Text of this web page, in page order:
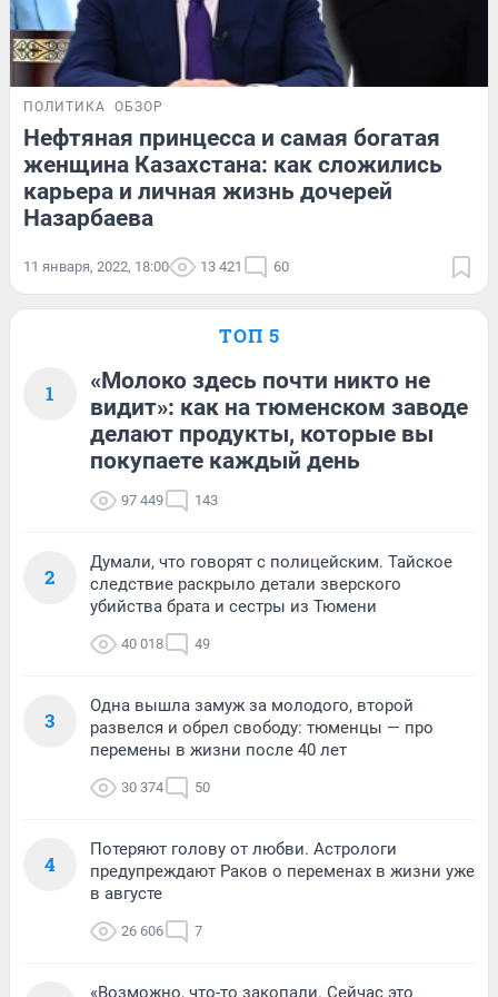
ПОЛИТИКА ОБЗОР
Нефтяная принцесса и самая богатая
женщина Казахстана: как сложились
карьера и личная жизнь дочерей
Назарбаева
11 января, 2022, 18:00 13 421 60
ТОП 5
1
«Молоко здесь почти никто не
видит»: как на тюменском заводе
делают продукты, которые вы
покупаете каждый день
97 449 143
2
Думали, что говорят с полицейским. Тайское
следствие раскрыло детали зверского
убийства брата и сестры из Тюмени
40 018 49
3
Одна вышла замуж за молодого, второй
развелся и обрел свободу: тюменцы — про
перемены в жизни после 40 лет
30 374 50
4
Потеряют голову от любви. Астрологи
предупреждают Раков о переменах в жизни уже
в августе
26 606 7
«Возможно, что-то закопали. Сейчас это